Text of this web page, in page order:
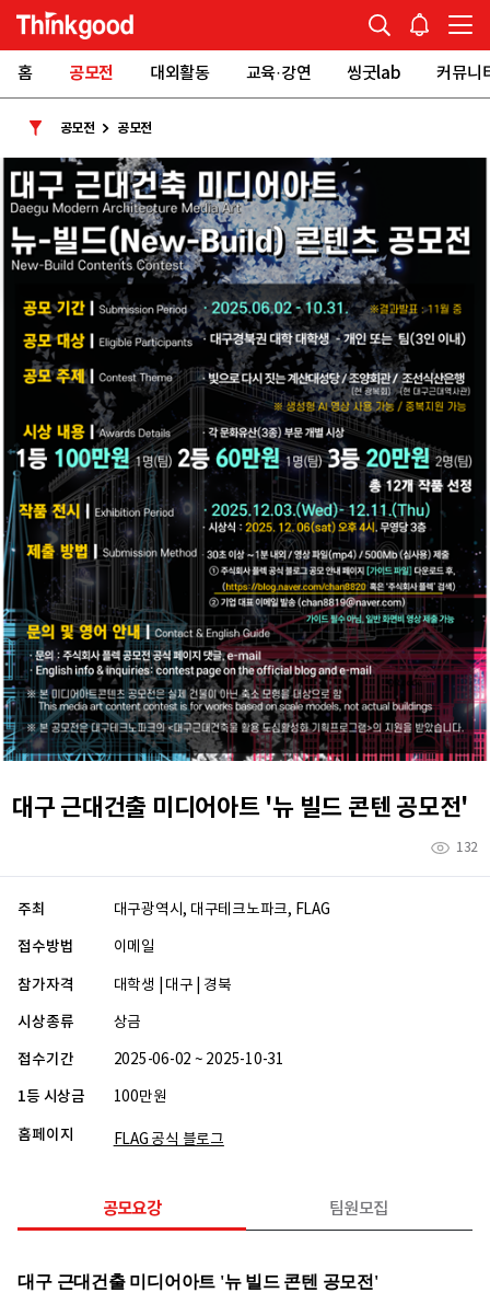
홈 공모전 대외활동 교육·강연 씽굿lab 커뮤니
공모전 공모전
대구 근대건출 미디어아트 '뉴 빌드 콘텐 공모전'
132
주최 대구광역시, 대구테크노파크, FLAG
접수방법 이메일
참가자격 대학생 | 대구 | 경북
시상종류 상금
접수기간 2025-06-02 ~ 2025-10-31
1등 시상금 100만원
홈페이지 FLAG 공식 블로그
공모요강 팀원모집
대구 근대건출 미디어아트 '뉴 빌드 콘텐 공모전'